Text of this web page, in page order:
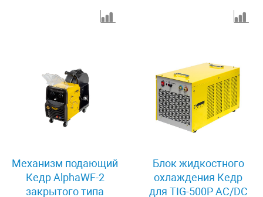
Механизм подающий
Кедр AlphaWF-2
закрытого типа
Блок жидкостного
охлаждения Кедр
для TIG-500P AC/DC